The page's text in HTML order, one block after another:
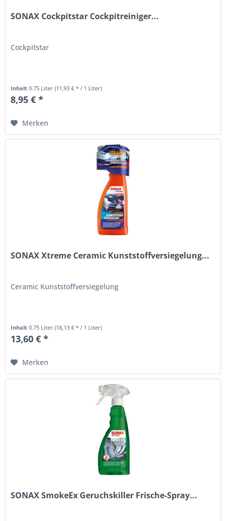
SONAX Cockpitstar Cockpitreiniger...
Cockpitstar
Inhalt0.75 Liter(11,93 € * / 1 Liter)
8,95 € *
Merken
SONAX Xtreme Ceramic Kunststoffversiegelung...
Ceramic Kunststoffversiegelung
Inhalt0.75 Liter(18,13 € * / 1 Liter)
13,60 € *
Merken
SONAX SmokeEx Geruchskiller Frische-Spray...